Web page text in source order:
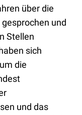
über die
und
Stellen
sich
die
und das